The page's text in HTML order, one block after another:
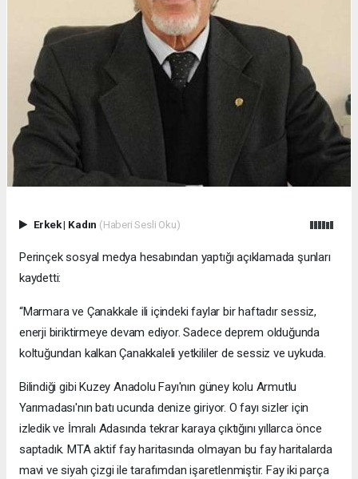
Erkek| Kadın (Haberi Sesli Oku)
Perinçek sosyal medya hesabından yaptığı açıklamada şunları
kaydetti:
“Marmara ve Çanakkale ili içindeki faylar bir haftadır sessiz,
enerji biriktirmeye devam ediyor. Sadece deprem olduğunda
koltuğundan kalkan Çanakkaleli yetkililer de sessiz ve uykuda.
Bilindiği gibi Kuzey Anadolu Fayı'nın güney kolu Armutlu
Yarımadası'nın batı ucunda denize giriyor. O fayı sizler için
izledik ve İmralı Adasında tekrar karaya çıktığını yıllarca önce
saptadık. MTA aktif fay haritasında olmayan bu fay haritalarda
mavi ve siyah çizgi ile tarafımdan işaretlenmiştir. Fay iki parça